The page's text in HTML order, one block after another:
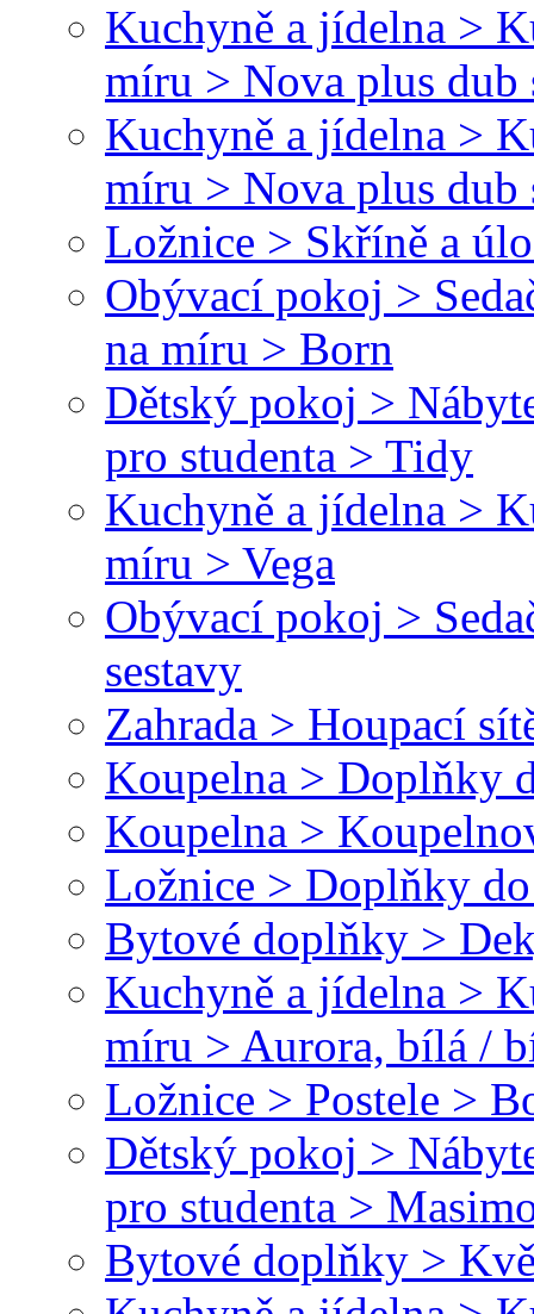
Kuchyně a jídelna >
míru > Nova plus dub
Kuchyně a jídelna >
míru > Nova plus dub
Ložnice > Skříně a
Obývací pokoj >
na míru > Born
Dětský pokoj >
pro studenta > Tidy
Kuchyně a jídelna >
míru > Vega
Obývací pokoj >
sestavy
Zahrada > Houpací
Koupelna > Doplňky
Koupelna >
Ložnice > Doplňky
Bytové doplňky >
Kuchyně a jídelna >
míru > Aurora, bílá /
Ložnice > Postele >
Dětský pokoj >
pro studenta >
Bytové doplňky >